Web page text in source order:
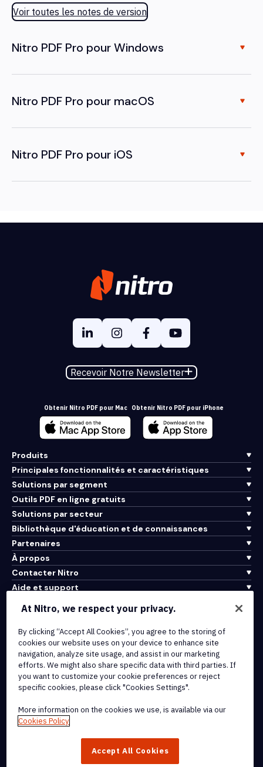
Voir toutes les notes de version
Nitro PDF Pro pour Windows
Nitro PDF Pro pour macOS
Nitro PDF Pro pour iOS
Recevoir Notre Newsletter
Obtenir Nitro PDF pour Mac Obtenir Nitro PDF pour iPhone
Produits
Principales fonctionnalités et caractéristiques
Solutions par segment
Outils PDF en ligne gratuits
Solutions par secteur
Bibliothèque d'éducation et de connaissances
Partenaires
À propos
Contacter Nitro
Aide et support
Conditions d'utilisation
Politique de cookies
Politique de copyright
Toutes les conditions et politiques
marques commerciales de Nitro Software, Inc. ou de ses affiliés
At Nitro, we respect your privacy.
By clicking “Accept All Cookies”, you agree to the storing of
cookies our website uses on your device to enhance site
navigation, analyze site usage, and assist in our marketing
efforts. We might also share specific data with third parties. If
you want to customize your cookie preferences or reject
specific cookies, please click "Cookies Settings".
More information on the cookies we use, is available via our
Cookies Policy
Accept All Cookies